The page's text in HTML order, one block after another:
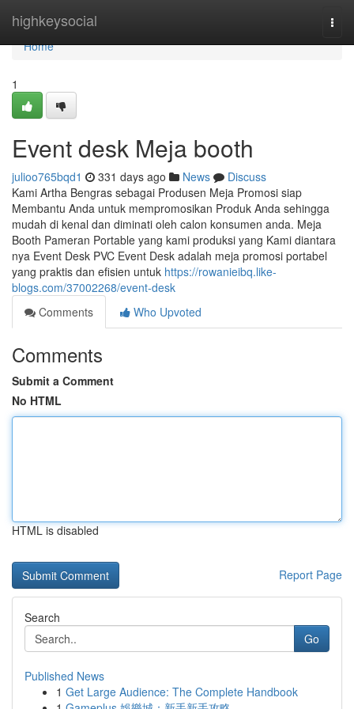
highkeysocial
Home
Home
1
Event desk Meja booth
julioo765bqd1 331 days ago News
Discuss
Kami Artha Bengras sebagai Produsen Meja Promosi siap
Membantu Anda untuk mempromosikan Produk Anda sehingga
mudah di kenal dan diminati oleh calon konsumen anda. Meja
Booth Pameran Portable yang kami produksi yang Kami diantara
nya Event Desk PVC Event Desk adalah meja promosi portabel
yang praktis dan efisien untuk https://rowanieibq.like-
blogs.com/37002268/event-desk
Comments
Who Upvoted
Comments
Submit a Comment
No HTML
HTML is disabled
Report Page
Search
Go
Published News
1 Get Large Audience: The Complete Handbook